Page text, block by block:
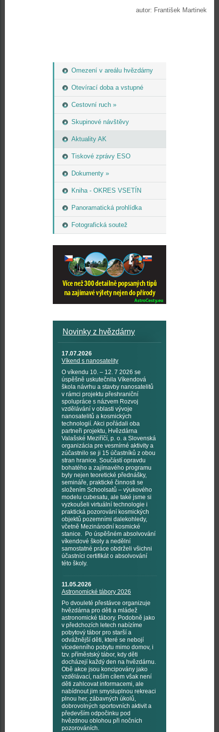
Omezení v areálu hvězdárny
Otevírací doba a vstupné
Cestovní ruch »
Skupinové návštěvy
Aktuality AK
Tiskové zprávy ESO
Dokumenty »
Kniha - OKRES VSETÍN
Panoramatická prohlídka
Fotografická soutež
Novinky z hvězdárny
17.07.2026
Víkend s nanosatelity
O víkendu 10. – 12. 7 2026 se
úspěšně uskutečnila Víkendová
škola návrhu a stavby nanosatelitů
v rámci projektu přeshraniční
spolupráce s názvem Rozvoj
vzdělávání v oblasti vývoje
nanosatelitů a kosmických
technologií. Akci pořádali oba
partneři projektu, Hvězdárna
Valašské Meziříčí, p. o. a Slovenská
organizácia pre vesmírné aktivity a
zúčastnilo se ji 15 účastníků z obou
stran hranice. Součástí opravdu
bohatého a zajímavého programu
byly nejen teoretické přednášky,
semináře, praktické činnosti se
složením Schoolsatů – výukového
modelu cubesatu, ale také jsme si
vyzkoušeli virtuální technologie i
praktická pozorování kosmických
objektů pozemními dalekohledy,
včetně Mezinárodní kosmické
stanice. Po úspěšném absolvování
víkendové školy a nedělní
samostatné práce obdrželi všichni
účastníci certifikát o absolvování
této školy.
11.05.2026
Astronomické tábory 2026
Po dvouleté přestávce organizuje
hvězdárna pro děti a mládež
astronomické tábory. Podobně jako
v předchozích letech nabízíme
pobytový tábor pro starší a
odvážnější děti, které se nebojí
vícedenního pobytu mimo domov, i
tzv. příměstský tábor, kdy děti
docházejí každý den na hvězdárnu.
Obě akce jsou koncipovány jako
vzdělávací, naším cílem však není
děti zahlcovat informacemi, ale
nabídnout jim smysluplnou rekreaci
plnou her, zábavných úkolů,
dobrovolných sportovních aktivit a
především odpočinku pod
hvězdnou oblohou při nočních
pozorováních.
autor: František Martinek